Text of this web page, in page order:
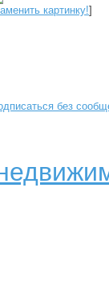
картинку!]
без